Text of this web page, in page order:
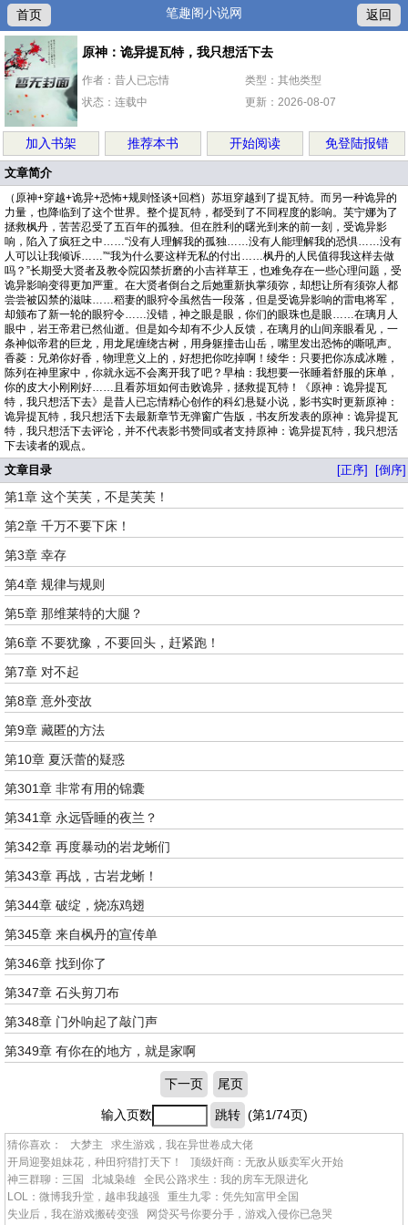
首页 笔趣阁小说网 返回
原神：诡异提瓦特，我只想活下去
作者：昔人已忘情
类型：其他类型
状态：连载中
更新：2026-08-07
加入书架 推荐本书 开始阅读 免登陆报错
文章简介
（原神+穿越+诡异+恐怖+规则怪谈+回档）苏垣穿越到了提瓦特。而另一种诡异的
力量，也降临到了这个世界。整个提瓦特，都受到了不同程度的影响。芙宁娜为了
拯救枫丹，苦苦忍受了五百年的孤独。但在胜利的曙光到来的前一刻，受诡异影
响，陷入了疯狂之中……“没有人理解我的孤独……没有人能理解我的恐惧……没有
人可以让我倾诉……”“我为什么要这样无私的付出……枫丹的人民值得我这样去做
吗？”长期受大贤者及教令院囚禁折磨的小吉祥草王，也难免存在一些心理问题，受
诡异影响变得更加严重。在大贤者倒台之后她重新执掌须弥，却想让所有须弥人都
尝尝被囚禁的滋味……稻妻的眼狩令虽然告一段落，但是受诡异影响的雷电将军，
却颁布了新一轮的眼狩令……没错，神之眼是眼，你们的眼珠也是眼……在璃月人
眼中，岩王帝君已然仙逝。但是如今却有不少人反馈，在璃月的山间亲眼看见，一
条神似帝君的巨龙，用龙尾缠绕古树，用身躯撞击山岳，嘴里发出恐怖的嘶吼声。
香菱：兄弟你好香，物理意义上的，好想把你吃掉啊！绫华：只要把你冻成冰雕，
陈列在神里家中，你就永远不会离开我了吧？早柚：我想要一张睡着舒服的床单，
你的皮大小刚刚好……且看苏垣如何击败诡异，拯救提瓦特！《原神：诡异提瓦
特，我只想活下去》是昔人已忘情精心创作的科幻悬疑小说，影书实时更新原神：
诡异提瓦特，我只想活下去最新章节无弹窗广告版，书友所发表的原神：诡异提瓦
特，我只想活下去评论，并不代表影书赞同或者支持原神：诡异提瓦特，我只想活
下去读者的观点。
文章目录 [正序] [倒序]
第1章 这个芙芙，不是芙芙！
第2章 千万不要下床！
第3章 幸存
第4章 规律与规则
第5章 那维莱特的大腿？
第6章 不要犹豫，不要回头，赶紧跑！
第7章 对不起
第8章 意外变故
第9章 藏匿的方法
第10章 夏沃蕾的疑惑
第301章 非常有用的锦囊
第341章 永远昏睡的夜兰？
第342章 再度暴动的岩龙蜥们
第343章 再战，古岩龙蜥！
第344章 破绽，烧冻鸡翅
第345章 来自枫丹的宣传单
第346章 找到你了
第347章 石头剪刀布
第348章 门外响起了敲门声
第349章 有你在的地方，就是家啊
下一页 尾页
输入页数 跳转 (第1/74页)
猜你喜欢： 大梦主
求生游戏，我在异世卷成大佬
开局迎娶姐妹花，种田狩猎打天下！
顶级奸商：无敌从贩卖军火开始
神三群聊：三国
北城枭雄
全民公路求生：我的房车无限进化
LOL：微博我升堂，越串我越强
重生九零：凭先知富甲全国
失业后，我在游戏搬砖变强
网贷买号你要分手，游戏入侵你已急哭